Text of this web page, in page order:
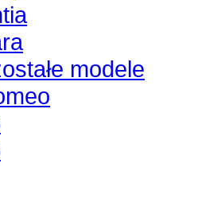
modele